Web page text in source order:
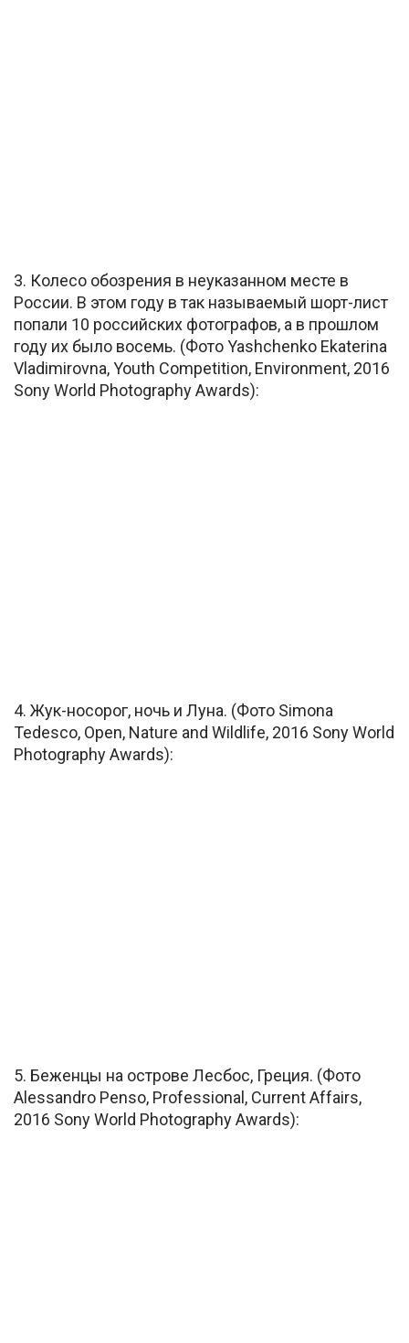
3. Колесо обозрения в неуказанном месте в
России. В этом году в так называемый шорт-лист
попали 10 российских фотографов, а в прошлом
году их было восемь. (Фото Yashchenko Ekaterina
Vladimirovna, Youth Competition, Environment, 2016
Sony World Photography Awards):
4. Жук-носорог, ночь и Луна. (Фото Simona
Tedesco, Open, Nature and Wildlife, 2016 Sony World
Photography Awards):
5. Беженцы на острове Лесбос, Греция. (Фото
Alessandro Penso, Professional, Current Affairs,
2016 Sony World Photography Awards):